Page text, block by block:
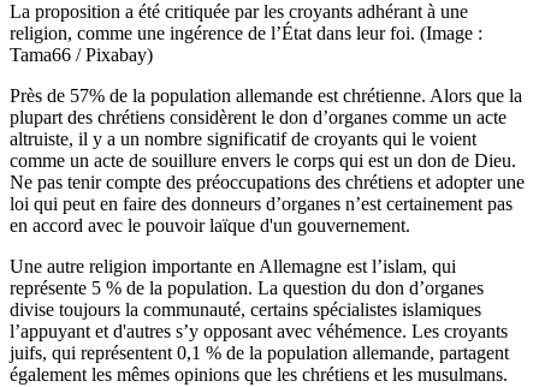
La proposition a été critiquée par les croyants adhérant à une
religion, comme une ingérence de l’État dans leur foi. (Image :
Tama66 / Pixabay)
Près de 57% de la population allemande est chrétienne. Alors que la
plupart des chrétiens considèrent le don d’organes comme un acte
altruiste, il y a un nombre significatif de croyants qui le voient
comme un acte de souillure envers le corps qui est un don de Dieu.
Ne pas tenir compte des préoccupations des chrétiens et adopter une
loi qui peut en faire des donneurs d’organes n’est certainement pas
en accord avec le pouvoir laïque d'un gouvernement.
Une autre religion importante en Allemagne est l’islam, qui
représente 5 % de la population. La question du don d’organes
divise toujours la communauté, certains spécialistes islamiques
l’appuyant et d'autres s’y opposant avec véhémence. Les croyants
juifs, qui représentent 0,1 % de la population allemande, partagent
également les mêmes opinions que les chrétiens et les musulmans.